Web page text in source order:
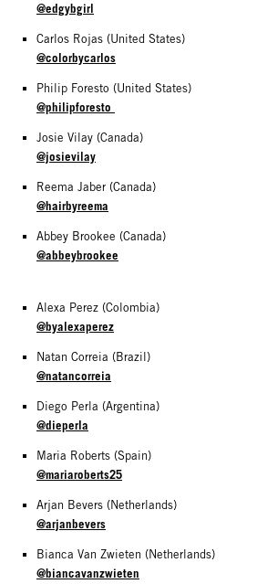
@edgybgirl
Carlos Rojas (United States)
@colorbycarlos
Philip Foresto (United States)
@philipforesto
Josie Vilay (Canada)
@josievilay
Reema Jaber (Canada)
@hairbyreema
Abbey Brookee (Canada)
@abbeybrookee
Alexa Perez (Colombia)
@byalexaperez
Natan Correia (Brazil)
@natancorreia
Diego Perla (Argentina)
@dieperla
Maria Roberts (Spain)
@mariaroberts25
Arjan Bevers (Netherlands)
@arjanbevers
Bianca Van Zwieten (Netherlands)
@biancavanzwieten